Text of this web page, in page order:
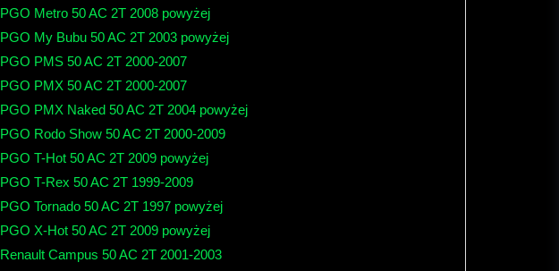
PGO Metro 50 AC 2T 2008 powyżej
PGO My Bubu 50 AC 2T 2003 powyżej
PGO PMS 50 AC 2T 2000-2007
PGO PMX 50 AC 2T 2000-2007
PGO PMX Naked 50 AC 2T 2004 powyżej
PGO Rodo Show 50 AC 2T 2000-2009
PGO T-Hot 50 AC 2T 2009 powyżej
PGO T-Rex 50 AC 2T 1999-2009
PGO Tornado 50 AC 2T 1997 powyżej
PGO X-Hot 50 AC 2T 2009 powyżej
Renault Campus 50 AC 2T 2001-2003